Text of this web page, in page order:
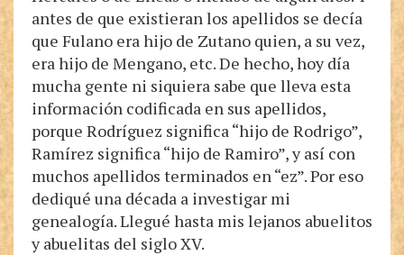
antes de que existieran los apellidos se decía
que Fulano era hijo de Zutano quien, a su vez,
era hijo de Mengano, etc. De hecho, hoy día
mucha gente ni siquiera sabe que lleva esta
información codificada en sus apellidos,
porque Rodríguez significa “hijo de Rodrigo”,
Ramírez significa “hijo de Ramiro”, y así con
muchos apellidos terminados en “ez”. Por eso
dediqué una década a investigar mi
genealogía. Llegué hasta mis lejanos abuelitos
y abuelitas del siglo XV.